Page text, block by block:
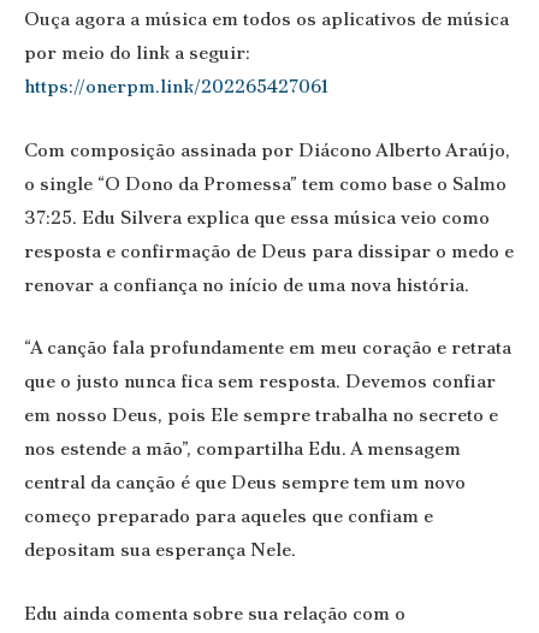
Ouça agora a música em todos os aplicativos de música
por meio do link a seguir:
https://onerpm.link/202265427061
Com composição assinada por Diácono Alberto Araújo,
o single “O Dono da Promessa” tem como base o Salmo
37:25. Edu Silvera explica que essa música veio como
resposta e confirmação de Deus para dissipar o medo e
renovar a confiança no início de uma nova história.
“A canção fala profundamente em meu coração e retrata
que o justo nunca fica sem resposta. Devemos confiar
em nosso Deus, pois Ele sempre trabalha no secreto e
nos estende a mão”, compartilha Edu. A mensagem
central da canção é que Deus sempre tem um novo
começo preparado para aqueles que confiam e
depositam sua esperança Nele.
Edu ainda comenta sobre sua relação com o